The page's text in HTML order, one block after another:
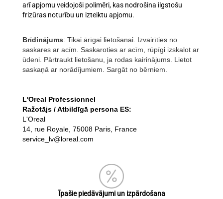
arī apjomu veidojoši polimēri, kas nodrošina ilgstošu
frizūras noturību un izteiktu apjomu.
Brīdinājums: Tikai ārīgai lietošanai. Izvairīties no
saskares ar acīm. Saskaroties ar acīm, rūpīgi izskalot ar
ūdeni. Pārtraukt lietošanu, ja rodas kairinājums. Lietot
saskaņā ar norādījumiem. Sargāt no bērniem.
L'Oreal Professionnel
Ražotājs / Atbildīgā persona ES:
L'Oreal
14, rue Royale, 75008 Paris, France
service_lv@loreal.com
Īpašie piedāvājumi un izpārdošana